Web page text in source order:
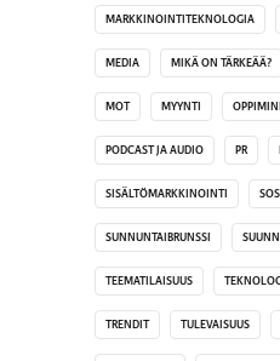
MARKKINOINTITEKNOLOGIA
MEDIA MIKÄ ON TÄRKEÄÄ?
MOT MYYNTI
PODCAST JA AUDIO PR
SISÄLTÖMARKKINOINTI
SUNNUNTAIBRUNSSI
TEEMATILAISUUS
TRENDIT TULEVAISUUS